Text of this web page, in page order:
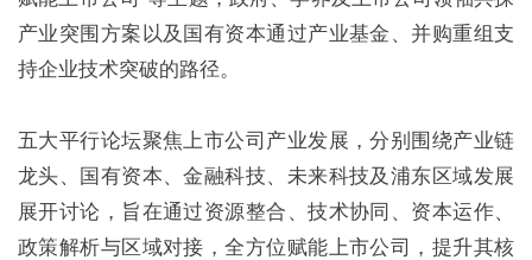
产业突围方案以及国有资本通过产业基金、并购重组支
持企业技术突破的路径。
五大平行论坛聚焦上市公司产业发展，分别围绕产业链
龙头、国有资本、金融科技、未来科技及浦东区域发展
展开讨论，旨在通过资源整合、技术协同、资本运作、
政策解析与区域对接，全方位赋能上市公司，提升其核